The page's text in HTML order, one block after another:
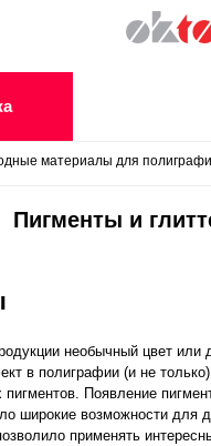
материалы для
Пигменты и
необычный цвет или
в полиграфии (и не
пигментов. Появление
широкие возможности для
применять